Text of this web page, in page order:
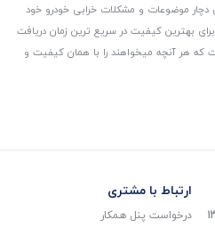
موضوعات و مشکلات خرابی خودرو خود
بهترین کیفیت در سریع ترین زمان دریافت
که هر آنچه میخواهند را با همان کیفیت و
ارتباط با مشتری
درخواست پنل همکار